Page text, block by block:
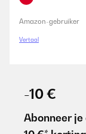
Amazon-gebruiker
Vertaal
-10 €
Abonneer